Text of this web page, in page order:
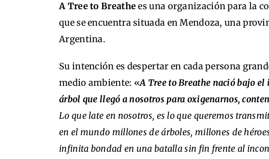
A Tree to Breathees una organización para la
que se encuentra situada en Mendoza, una
Argentina.
Su intención es despertar en cada persona
medio ambiente: «A Tree to Breathe nació bajo
árbol que llegó a nosotros para oxigenarnos,
Lo que late en nosotros, es lo que queremos
en el mundo millones de árboles, millones de
infinita bondad en una batalla sin fin frente al